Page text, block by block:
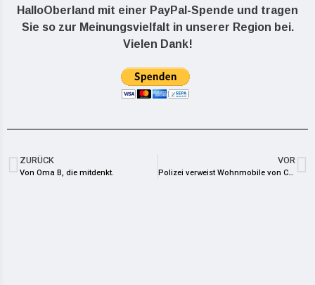
HalloOberland mit einer PayPal-Spende und tragen
Sie so zur Meinungsvielfalt in unserer Region bei.
Vielen Dank!
ZURÜCK
Von Oma B, die mitdenkt.
VOR
Polizei verweist Wohnmobile von Campingplatz in Saalburg [Update]